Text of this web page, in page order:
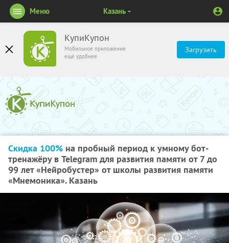
КупиКупон
Мобильное приложение
ещё удобнее
Загрузить
Меню Казань
Скидка 100% на пробный период к умному бот-
тренажёру в Telegram для развития памяти от 7 до
99 лет «Нейробустер» от школы развития памяти
«Мнемоника». Казань